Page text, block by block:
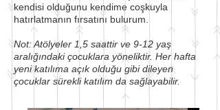
kendisi olduğunu kendime coşkuyla
hatırlatmanın fırsatını bulurum.
Not: Atölyeler 1,5 saattir ve 9-12 yaş
aralığındaki çocuklara yöneliktir. Her hafta
yeni katılıma açık olduğu gibi dileyen
çocuklar sürekli katılım da sağlayabilir.